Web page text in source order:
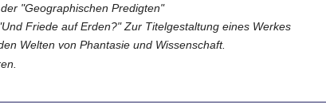
"Geographischen Predigten"
Friede auf Erden?" Zur Titelgestaltung eines Werkes
Welten von Phantasie und Wissenschaft.